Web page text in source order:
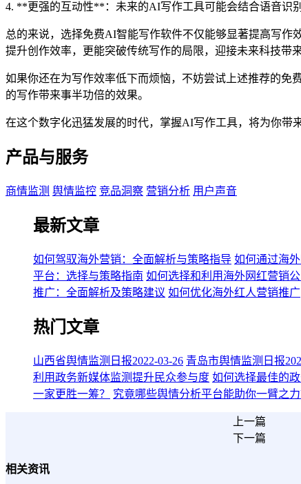
4. **更强的互动性**：未来的AI写作工具可能会结合语音识
总的来说，选择免费AI智能写作软件不仅能够显著提高写
提升创作效率，更能突破传统写作的局限，迎接未来科技带
如果你还在为写作效率低下而烦恼，不妨尝试上述推荐的
的写作带来事半功倍的效果。
在这个数字化迅猛发展的时代，掌握AI写作工具，将为你带
产品与服务
商情监测 舆情监控 竞品洞察 营销分析 用户声音
最新文章
如何驾驭海外营销：全面解析与策略指导 如何通过海
平台：选择与策略指南 如何选择和利用海外网红营销
推广：全面解析及策略建议 如何优化海外红人营销推广
热门文章
山西省舆情监测日报2022-03-26 青岛市舆情监测日报
利用政务新媒体监测提升民众参与度 如何选择最佳的
一家更胜一筹？
究竟哪些舆情分析平台能助你一臂之力
上一篇
下一篇
相关资讯